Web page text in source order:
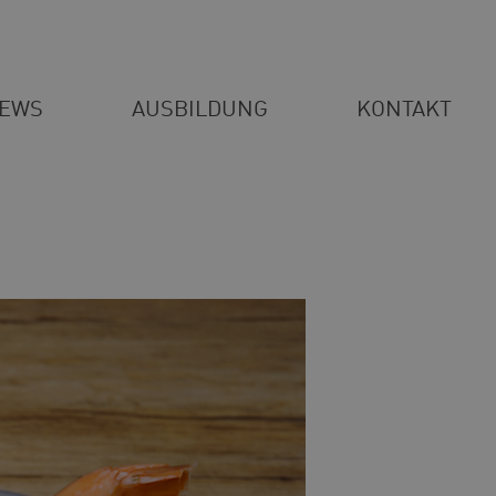
AUSBILDUNG KONTAKT